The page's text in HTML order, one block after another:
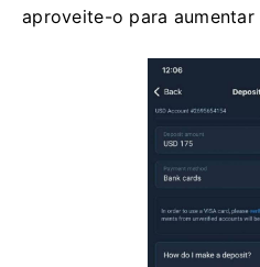
aproveite-o para